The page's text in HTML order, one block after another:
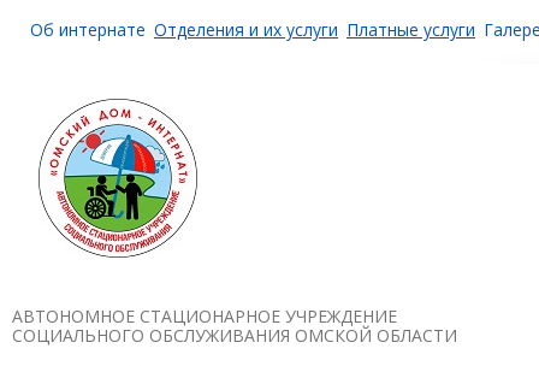
Об интернате Отделения и их услуги Платные услуги
АВТОНОМНОЕ СТАЦИОНАРНОЕ УЧРЕЖДЕНИЕ
СОЦИАЛЬНОГО ОБСЛУЖИВАНИЯ ОМСКОЙ ОБЛАСТИ